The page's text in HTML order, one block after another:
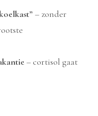
– zonder
– cortisol gaat